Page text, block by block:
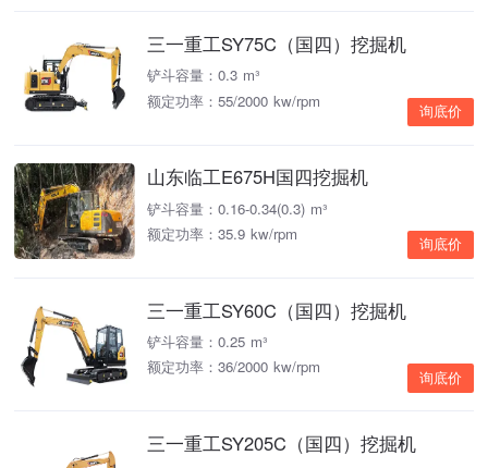
三一重工SY75C（国四）挖掘机
铲斗容量：0.3 m³
额定功率：55/2000 kw/rpm
询底价
山东临工E675H国四挖掘机
铲斗容量：0.16-0.34(0.3) m³
额定功率：35.9 kw/rpm
询底价
三一重工SY60C（国四）挖掘机
铲斗容量：0.25 m³
额定功率：36/2000 kw/rpm
询底价
三一重工SY205C（国四）挖掘机